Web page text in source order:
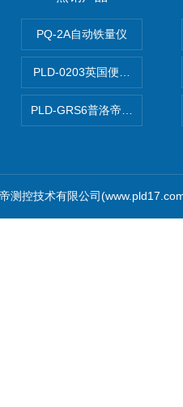
PQ-2A自动铁量仪
PLD-0203英国便携式油品颗
PLD-GRS6普洛帝全自动微量
测控技术有限公司